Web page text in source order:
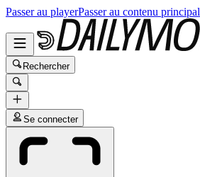
Passer au playerPasser au contenu principal
Rechercher
Se connecter